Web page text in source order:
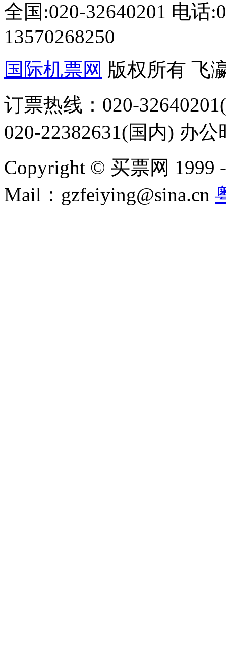
全国:020-32640201 电话
13570268250
国际机票网 版权所有 飞
订票热线：020-
020-22382631(国内) 办
Copyright © 买票网 1999
Mail：gzfeiying@sina.cn